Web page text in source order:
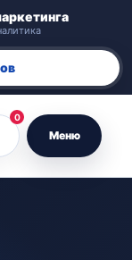
Меню
0